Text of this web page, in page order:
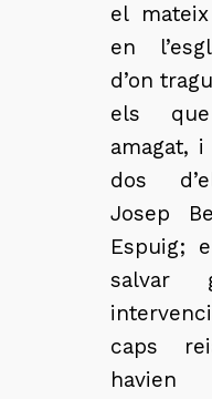
el
en
d’on
els
amagat,
dos
Josep
Espuig;
salvar
caps